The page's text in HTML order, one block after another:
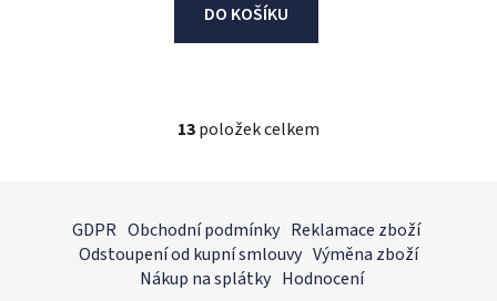
DO KOŠÍKU
O
d
a
c
13položek celkem
GDPR Obchodní podmínky Reklamace zboží
Odstoupení od kupní smlouvy Výměna zboží
Nákup na splátky Hodnocení